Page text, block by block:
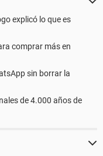
explicó lo que es
comprar más en
sin borrar la
de 4.000 años de